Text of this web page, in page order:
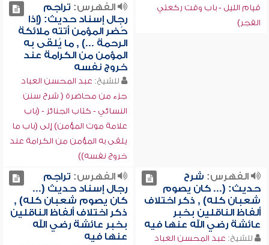
قيام الليل - باب وقت ركعتي
الفجر)
الفهرس: تراجم
رجال إسناد حديث: (إذا
حُضر المؤمن أتته ملائكة
الرحمة ...) , ما يُلقى به
المؤمن من الكرامة عند
خروج نفسه
للشيخ: عبد المحسن العباد
جزء من محاضرة ( شرح سنن
النسائي - كتاب الجنائز - (باب
علامة موت المؤمن) إلى (باب ما
يلقى به المؤمن من الكرامة عند
خروج نفسه))
الفهرس: شرح
حديث: (... كان يصوم
شعبان كله) , ذكر اختلاف
ألفاظ الناقلين بخبر
عائشة رضي الله عنها فيه
للشيخ: عبد المحسن العباد
الفهرس: تراجم
رجال إسناد حديث (...
كان يصوم شعبان كله) ,
ذكر اختلاف ألفاظ الناقلين
بخبر عائشة رضي الله
عنها فيه